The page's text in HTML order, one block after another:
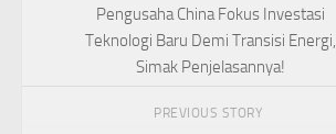
Pengusaha China Fokus Investasi
Teknologi Baru Demi Transisi Energi,
Simak Penjelasannya!
PREVIOUS STORY